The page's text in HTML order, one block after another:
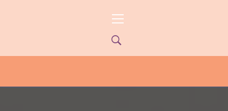
principal
ONCE PARANÁ YOUTUBE/PYPNEWS –